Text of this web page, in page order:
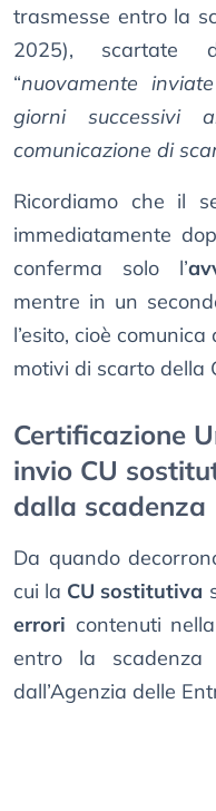
trasmesse entro la
2025), scartate
“nuovamente
giorni successivi
comunicazione di
Ricordiamo che il
immediatamente
conferma solo l’
mentre in un
l’esito, cioè
motivi di scarto della
Certificazione
invio CU
dalla scadenza
Da quando
cui la CU sostitutiva
errori contenuti
entro la
dall’Agenzia delle